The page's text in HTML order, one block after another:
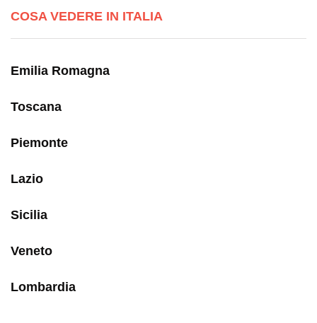
COSA VEDERE IN ITALIA
Emilia Romagna
Toscana
Piemonte
Lazio
Sicilia
Veneto
Lombardia